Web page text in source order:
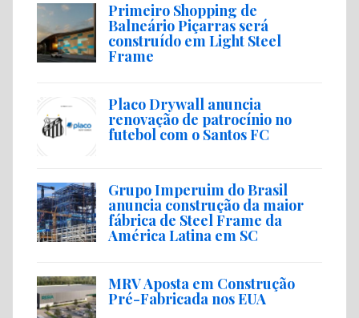
Primeiro Shopping de
Balneário Piçarras será
construído em Light Steel
Frame
Placo Drywall anuncia
renovação de patrocínio no
futebol com o Santos FC
Grupo Imperuim do Brasil
anuncia construção da maior
fábrica de Steel Frame da
América Latina em SC
MRV Aposta em Construção
Pré-Fabricada nos EUA